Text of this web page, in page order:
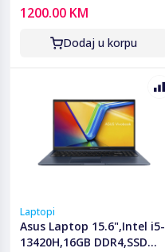
X1504VA-BQ3561W
1200.00 KM
Dodaj u korpu
Laptopi
Asus Laptop 15.6",Intel i5-
13420H,16GB DDR4,SSD